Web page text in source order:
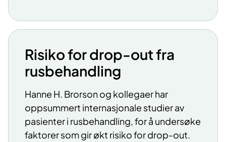
Risiko for drop-out fra
rusbehandling
​Hanne H. Brorson og kollegaer har
oppsummert internasjonale studier av
pasienter i rusbehandling, for å undersøke
faktorer som gir økt risiko for drop-out.